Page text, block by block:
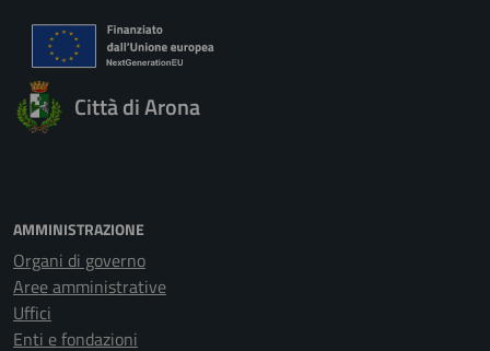
Città di Arona
AMMINISTRAZIONE
Organi di governo
Aree amministrative
Uffici
Enti e fondazioni